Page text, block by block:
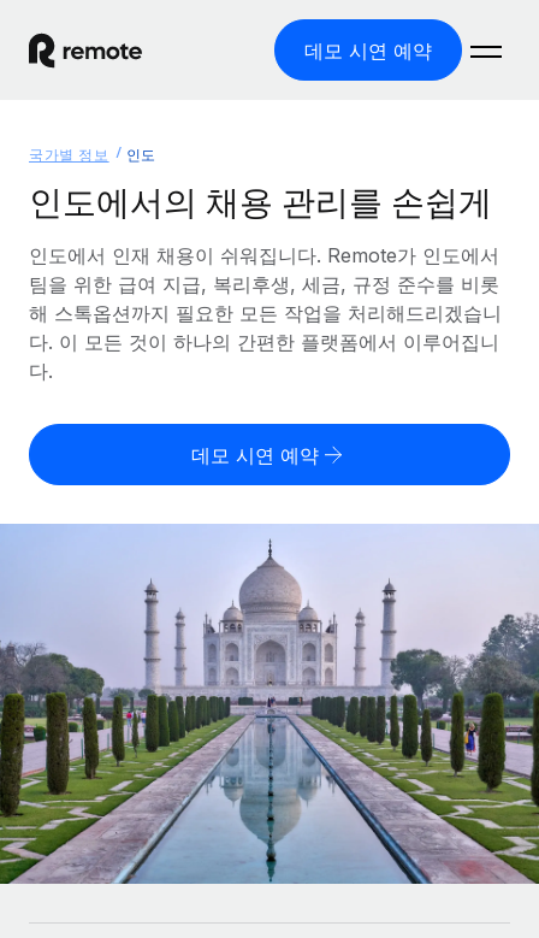
데모 시연 예약
글로벌 고용
글로벌 급여
규정을 준수하며 급여 지급을 손쉽게 처리
전 세계에서 규정을 준수하며 계약자 고용
계약자 관리
전 세계 계약자의 온보딩 및 관리
복잡한 고용 업무를 아웃소싱
인프라
Remote 통합
HR을 워크플로에 매끄럽게 통합
플랫폼
팀을 위한 통합된 핵심 HR 기능
글로벌 서비스 제공
국가별 정보
미국 주별 정보
미국 모든 주 전역에서 채용 업무를 간소화
다른 업체들과 비교해보기
성장하는 기업을 위한 민첩한 글로벌 HR 및 급여 솔루션
중견기업
맞춤형 HR 솔루션으로 팀 확장
엔터프라이즈
대기업을 위한 글로벌 HR
리소스
국가별 직원 오분류 리스크 확인
글로벌 계약직을 위한 통화 옵션과 지급 소요 시간 확인
REMOTE와 함께 배우기
리서치 및 가이드
사례 연구
HR 용어집
체크리스트 및 템플릿
요금
English
Français
Deutsch
Español
Italiano
Português (Portugal)
로그인
국가별 정보 인도
인도에서의 채용 관리를 손쉽게
인도에서 인재 채용이 쉬워집니다. Remote가 인도에서
팀을 위한 급여 지급, 복리후생, 세금, 규정 준수를 비롯
해 스톡옵션까지 필요한 모든 작업을 처리해드리겠습니
다. 이 모든 것이 하나의 간편한 플랫폼에서 이루어집니
다.
데모 시연 예약